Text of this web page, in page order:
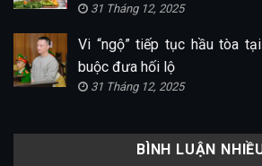
31 Tháng 12, 2025
Vi “ngộ” tiếp tục hầu tòa
buộc đưa hối lộ
31 Tháng 12, 2025
BÌNH LUẬN